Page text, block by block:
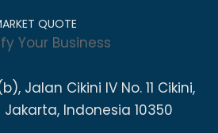
QUOTE
Your Business
Jalan Cikini IV No. 11 Cikini,
Jakarta, Indonesia 10350